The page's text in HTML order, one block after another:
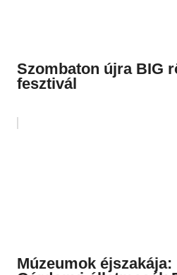
Szombaton újra BIG
fesztivál
Múzeumok